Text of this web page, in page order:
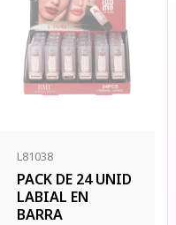
L81038
PACK DE 24 UNID
LABIAL EN
BARRA